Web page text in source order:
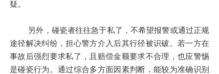
疑。
另外，碰瓷者往往急于私了，不希望报警或通过正规
途径解决纠纷，担心警方介入后其行径被识破。若一方在
事故后强烈要求私了，且赔偿金额要求不合理，也应警惕
是碰瓷行为。通过综合多方面因素判断，能较为准确识别